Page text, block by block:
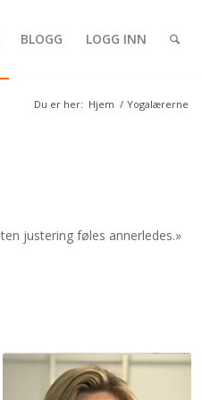
BLOGG LOGG INN
Du er her: Hjem / Yogalærerne
justering føles annerledes.»